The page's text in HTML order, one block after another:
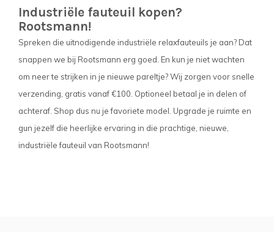
Industriële fauteuil kopen?
Rootsmann!
Spreken die uitnodigende industriële relaxfauteuils je aan? Dat
snappen we bij Rootsmann erg goed. En kun je niet wachten
om neer te strijken in je nieuwe pareltje? Wij zorgen voor snelle
verzending, gratis vanaf €100. Optioneel betaal je in delen of
achteraf. Shop dus nu je favoriete model. Upgrade je ruimte en
gun jezelf die heerlijke ervaring in die prachtige, nieuwe,
industriële fauteuil van Rootsmann!